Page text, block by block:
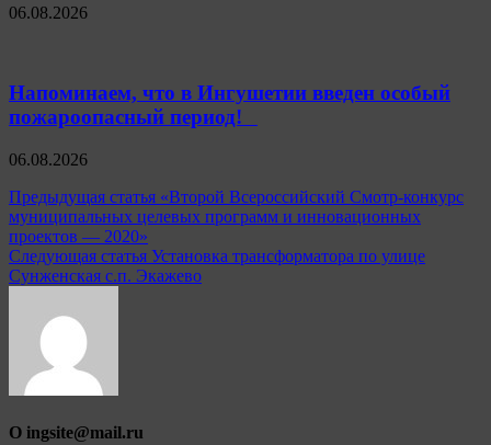
06.08.2026
Напоминаем, что в Ингушетии введен особый
пожароопасный период!⁣⁣⠀
06.08.2026
Навигация
по
записям
Предыдущая статья «Второй Всероссийский Смотр-конкурс
муниципальных целевых программ и инновационных
проектов — 2020»
Следующая статья Установка трансформатора по улице
Сунженская с.п. Экажево
О ingsite@mail.ru